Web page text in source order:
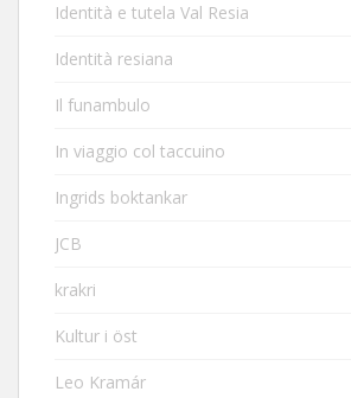
Identità e tutela Val Resia
Identità resiana
Il funambulo
In viaggio col taccuino
Ingrids boktankar
JCB
krakri
Kultur i öst
Leo Kramár